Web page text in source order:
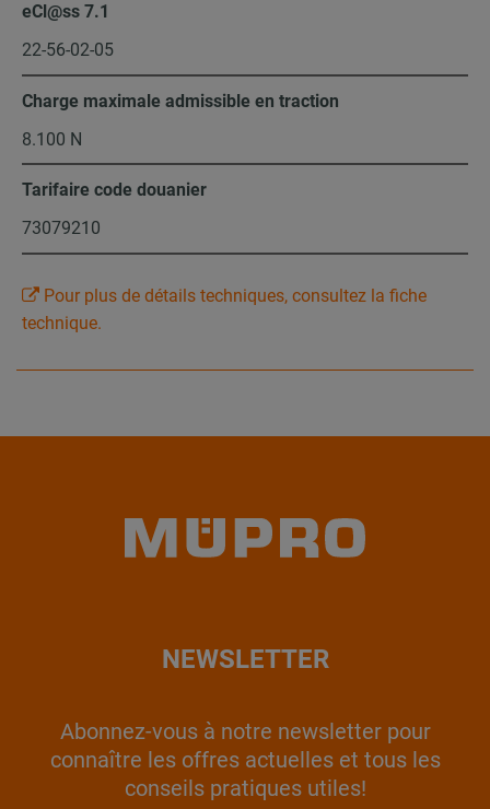
eCl@ss 7.1
22-56-02-05
Charge maximale admissible en traction
8.100 N
Tarifaire code douanier
73079210
Pour plus de détails techniques, consultez la fiche
technique.
NEWSLETTER
Abonnez-vous à notre newsletter pour
connaître les offres actuelles et tous les
conseils pratiques utiles!